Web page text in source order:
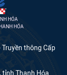
HÓA
HÓA
Truyền thông Cấp